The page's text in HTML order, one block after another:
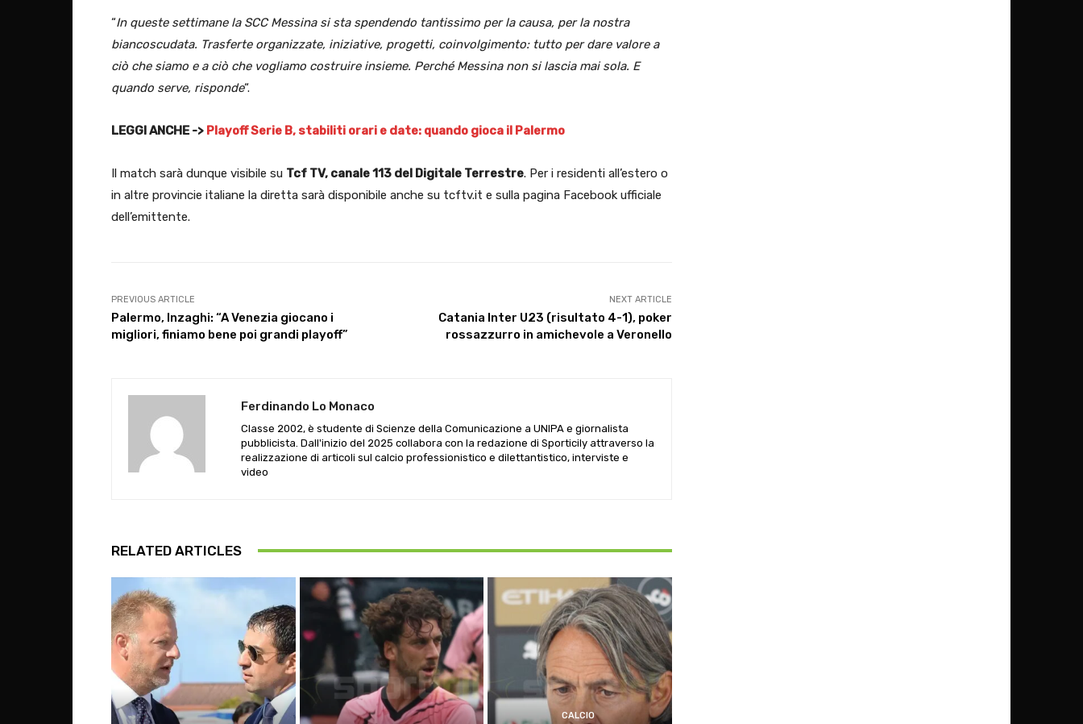
“In queste settimane la SCC Messina si sta spendendo tantissimo per la causa, per la nostra
biancoscudata. Trasferte organizzate, iniziative, progetti, coinvolgimento: tutto per dare valore a
ciò che siamo e a ciò che vogliamo costruire insieme. Perché Messina non si lascia mai sola. E
quando serve, risponde“.
LEGGI ANCHE -> Playoff Serie B, stabiliti orari e date: quando gioca il Palermo
Il match sarà dunque visibile su Tcf TV, canale 113 del Digitale Terrestre. Per i residenti all’estero o
in altre provincie italiane la diretta sarà disponibile anche su tcftv.it e sulla pagina Facebook ufficiale
dell’emittente.
PREVIOUS ARTICLE
Palermo, Inzaghi: “A Venezia giocano i
migliori, finiamo bene poi grandi playoff”
NEXT ARTICLE
Catania Inter U23 (risultato 4-1), poker
rossazzurro in amichevole a Veronello
Ferdinando Lo Monaco
Classe 2002, è studente di Scienze della Comunicazione a UNIPA e giornalista
pubblicista. Dall'inizio del 2025 collabora con la redazione di Sporticily attraverso la
realizzazione di articoli sul calcio professionistico e dilettantistico, interviste e
video
RELATED ARTICLES
CALCIO